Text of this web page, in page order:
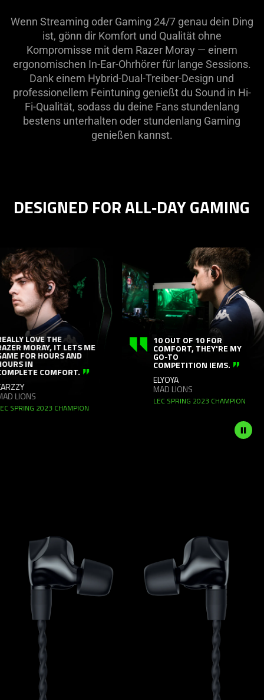
Wenn Streaming oder Gaming 24/7 genau dein Ding
ist, gönn dir Komfort und Qualität ohne
Kompromisse mit dem Razer Moray — einem
ergonomischen In-Ear-Ohrhörer für lange Sessions.
Dank einem Hybrid-Dual-Treiber-Design und
professionellem Feintuning genießt du Sound in Hi-
Fi-Qualität, sodass du deine Fans stundenlang
bestens unterhalten oder stundenlang Gaming
genießen kannst.
DESIGNED FOR ALL‑DAY GAMING
a
carousel
with
panning
animation.
Use
the
Play
and
Pause
button
LOVE THE
MORAY, IT LETS ME
FOR HOURS AND
IN
COMFORT.
LIONS
2023 CHAMPION
10 OUT OF 10 FOR
COMFORT, THEY'RE MY
GO-TO
COMPETITION IEMS.
ELYOYA
MAD LIONS
LEC SPRING 2023 CHAMPION